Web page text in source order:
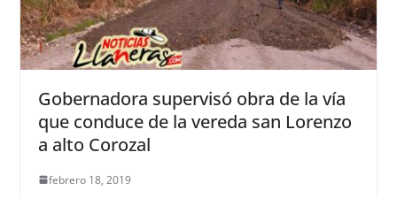
Gobernadora supervisó obra de la vía
que conduce de la vereda san Lorenzo
a alto Corozal
febrero 18, 2019